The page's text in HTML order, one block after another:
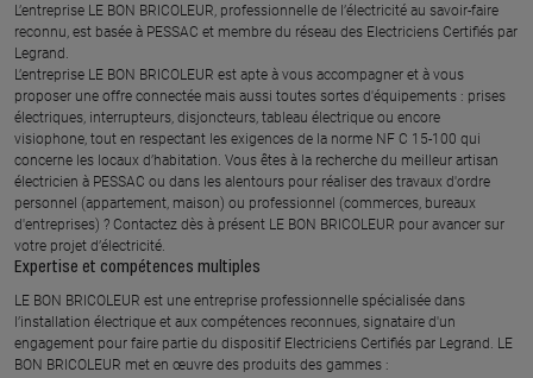
L’entreprise LE BON BRICOLEUR, professionnelle de l’électricité au savoir-faire
reconnu, est basée à PESSAC et membre du réseau des Electriciens Certifiés par
Legrand.​
L’entreprise LE BON BRICOLEUR est apte à vous accompagner et à vous
proposer une offre connectée mais aussi toutes sortes d'équipements : prises
électriques, interrupteurs, disjoncteurs, tableau électrique ou encore
visiophone, tout en respectant les exigences de la norme NF C 15-100 qui
concerne les locaux d’habitation. Vous êtes à la recherche du meilleur artisan
électricien à PESSAC ou dans les alentours pour réaliser des travaux d'ordre
personnel (appartement, maison) ou professionnel (commerces, bureaux
d'entreprises) ? Contactez dès à présent LE BON BRICOLEUR pour avancer sur
votre projet d’électricité.
Expertise et compétences multiples​
​LE BON BRICOLEUR est une entreprise professionnelle spécialisée dans
l’installation électrique et aux compétences reconnues, ​signataire d'un
engagement pour faire partie du dispositif Electriciens Certifiés par Legrand​. LE
BON BRICOLEUR met en œuvre des produits des gammes : ​